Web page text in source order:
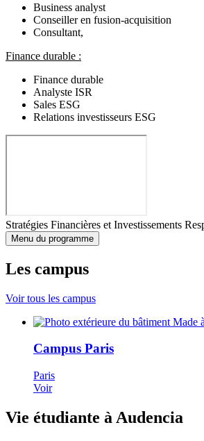
Business analyst
Conseiller en fusion-acquisition
Consultant,
Finance durable :
Finance durable
Analyste ISR
Sales ESG
Relations investisseurs ESG
Stratégies Financières et Investissements
Menu du programme
Les campus
Voir tous les campus
Campus Paris
Paris
Voir
Vie étudiante à Audencia